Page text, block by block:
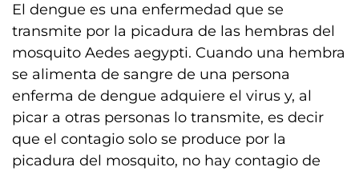
El dengue es una enfermedad que se
transmite por la picadura de las hembras del
mosquito Aedes aegypti. Cuando una hembra
se alimenta de sangre de una persona
enferma de dengue adquiere el virus y, al
picar a otras personas lo transmite, es decir
que el contagio solo se produce por la
picadura del mosquito, no hay contagio de